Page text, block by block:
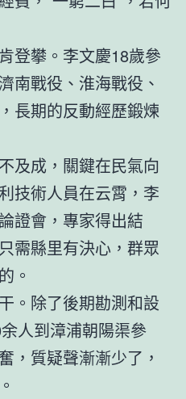
攀。李文慶18歲參
南戰役、淮海戰役、
長期的反動經歷鍛煉
成，關鍵在民氣向
技術人員在云霄，李
證會，專家得出結
需縣里有決心，群眾
。
除了後期勘測和設
人到漳浦朝陽渠參
，質疑聲漸漸少了，